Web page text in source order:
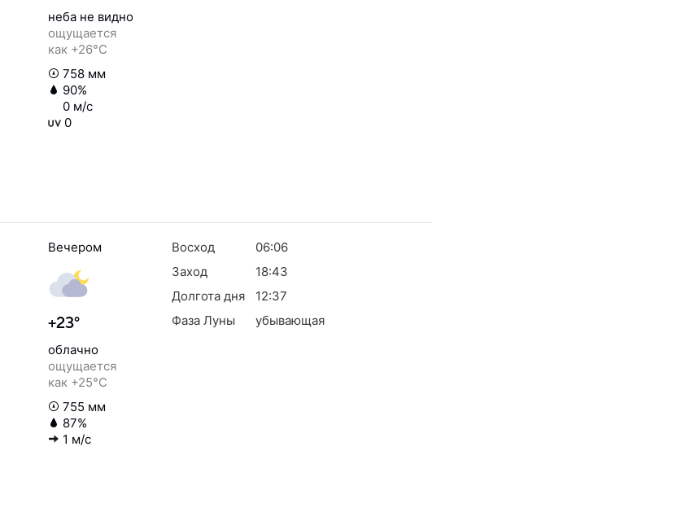
неба не видно
ощущается
как +26°C
758 мм
90%
0 м/с
0
Вечером
+23°
облачно
ощущается
как +25°C
755 мм
87%
1 м/с
Восход
06:06
Заход
18:43
Долгота дня
12:37
Фаза Луны
убывающая